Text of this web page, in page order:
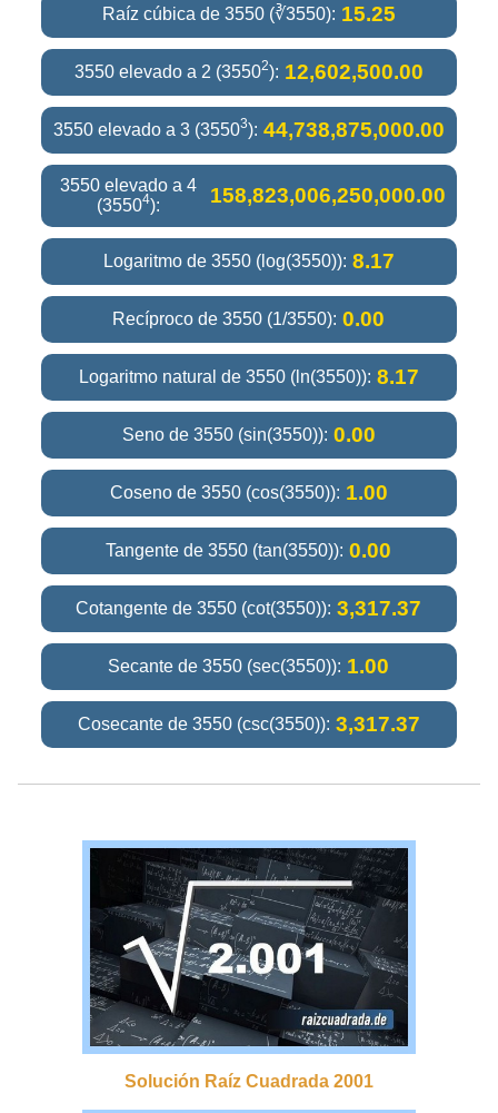
Raíz cúbica de 3550 (∛3550): 15.25
3550 elevado a 2 (35502): 12,602,500.00
3550 elevado a 3 (35503): 44,738,875,000.00
3550 elevado a 4
(35504): 158,823,006,250,000.00
Logaritmo de 3550 (log(3550)): 8.17
Recíproco de 3550 (1/3550): 0.00
Logaritmo natural de 3550 (ln(3550)): 8.17
Seno de 3550 (sin(3550)): 0.00
Coseno de 3550 (cos(3550)): 1.00
Tangente de 3550 (tan(3550)): 0.00
Cotangente de 3550 (cot(3550)): 3,317.37
Secante de 3550 (sec(3550)): 1.00
Cosecante de 3550 (csc(3550)): 3,317.37
Solución Raíz Cuadrada 2001